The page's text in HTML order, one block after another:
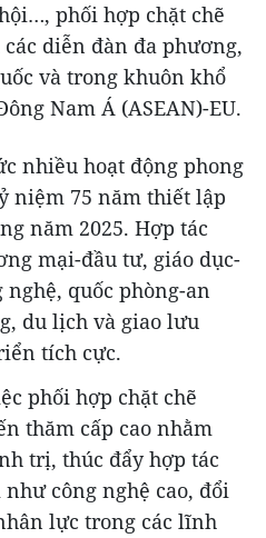
phối hợp chặt chẽ
diễn đàn đa phương,
và trong khuôn khổ
Nam Á (ASEAN)-EU.
nhiều hoạt động phong
niệm 75 năm thiết lập
năm 2025. Hợp tác
mại-đầu tư, giáo dục-
nghệ, quốc phòng-an
du lịch và giao lưu
tích cực.
phối hợp chặt chẽ
thăm cấp cao nhằm
trị, thúc đẩy hợp tác
công nghệ cao, đổi
lực trong các lĩnh